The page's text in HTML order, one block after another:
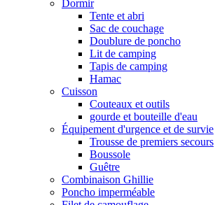
Dormir
Tente et abri
Sac de couchage
Doublure de poncho
Lit de camping
Tapis de camping
Hamac
Cuisson
Couteaux et outils
gourde et bouteille d'eau
Équipement d'urgence et de survie
Trousse de premiers secours
Boussole
Guêtre
Combinaison Ghillie
Poncho imperméable